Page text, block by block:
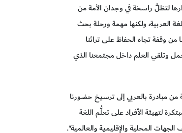
لتظلَّ راسخة في وجدان الأمة من
العربية، ولكنها مهمة ورحلة بحث
وقفة تجاه الحفاظ على تراثنا
وتلقي العلم داخل مجتمعنا الذي
مبادرة بالعربي إلى ترسيخ حضورنا
لتهيئة الأفراد على تعلُّم اللغة
المحلية والإقليمية والعالمية".